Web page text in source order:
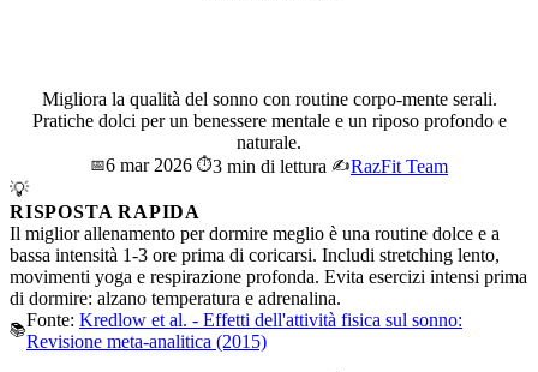
Migliora la qualità del sonno con routine corpo-mente serali.
Pratiche dolci per un benessere mentale e un riposo profondo e
naturale.
📅6 mar 2026 ⏱️3 min di lettura ✍️RazFit Team
💡
RISPOSTA RAPIDA
Il miglior allenamento per dormire meglio è una routine dolce e a
bassa intensità 1-3 ore prima di coricarsi. Includi stretching lento,
movimenti yoga e respirazione profonda. Evita esercizi intensi prima
di dormire: alzano temperatura e adrenalina.
📚Fonte: Kredlow et al. - Effetti dell'attività fisica sul sonno:
Revisione meta-analitica (2015)